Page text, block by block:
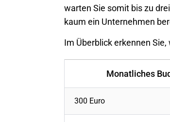
warten Sie somit bis zu
kaum ein Unternehmen
Im Überblick erkennen
Monatliches
300 Euro